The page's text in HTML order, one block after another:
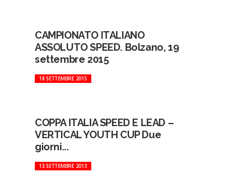
CAMPIONATO ITALIANO
ASSOLUTO SPEED. Bolzano, 19
settembre 2015
18 SETTEMBRE 2015
COPPA ITALIA SPEED E LEAD –
VERTICAL YOUTH CUP Due
giorni...
13 SETTEMBRE 2013